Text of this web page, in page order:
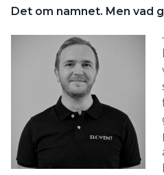
Det om namnet. Men vad